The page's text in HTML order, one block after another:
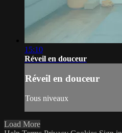
15:10
Réveil en douceur
Réveil en douceur
Tous niveaux
Load More